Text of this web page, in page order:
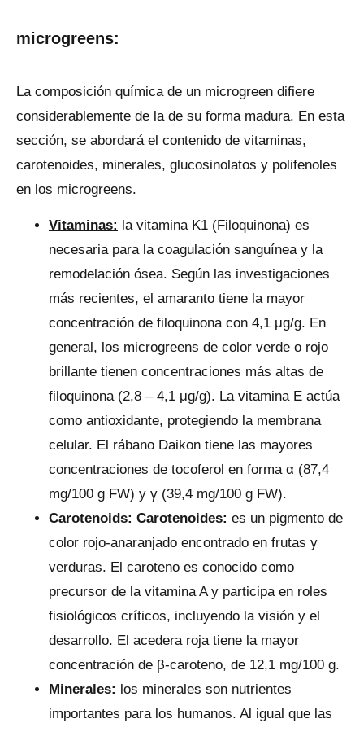
microgreens:
La composición química de un microgreen difiere
considerablemente de la de su forma madura. En esta
sección, se abordará el contenido de vitaminas,
carotenoides, minerales, glucosinolatos y polifenoles
en los microgreens.
Vitaminas: la vitamina K1 (Filoquinona) es
necesaria para la coagulación sanguínea y la
remodelación ósea. Según las investigaciones
más recientes, el amaranto tiene la mayor
concentración de filoquinona con 4,1 μg/g. En
general, los microgreens de color verde o rojo
brillante tienen concentraciones más altas de
filoquinona (2,8 – 4,1 μg/g). La vitamina E actúa
como antioxidante, protegiendo la membrana
celular. El rábano Daikon tiene las mayores
concentraciones de tocoferol en forma α (87,4
mg/100 g FW) y γ (39,4 mg/100 g FW).
Carotenoids: Carotenoides: es un pigmento de
color rojo-anaranjado encontrado en frutas y
verduras. El caroteno es conocido como
precursor de la vitamina A y participa en roles
fisiológicos críticos, incluyendo la visión y el
desarrollo. El acedera roja tiene la mayor
concentración de β-caroteno, de 12,1 mg/100 g.
Minerales: los minerales son nutrientes
importantes para los humanos. Al igual que las